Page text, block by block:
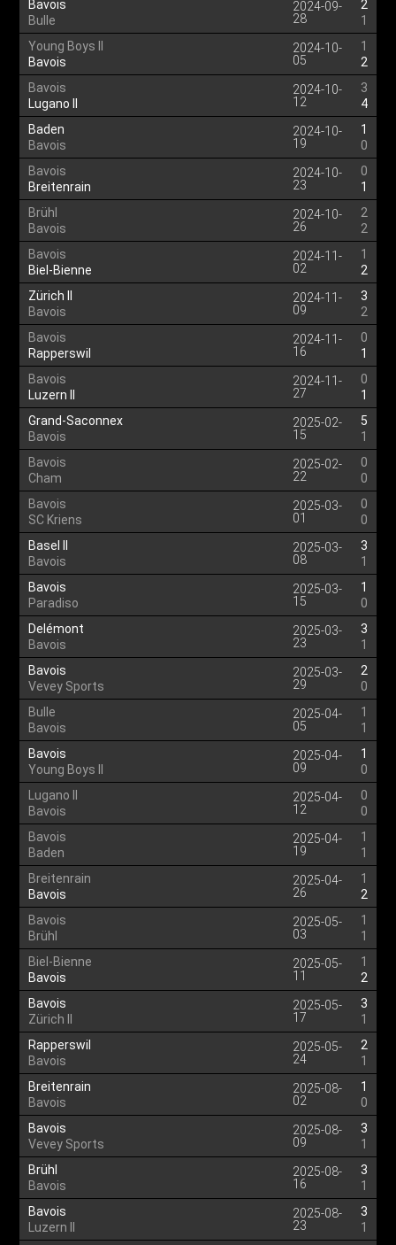
Bavois
Bulle
2024-09-
28
2
1
Young Boys II
Bavois
2024-10-
05
1
2
Bavois
Lugano II
2024-10-
12
3
4
Baden
Bavois
2024-10-
19
1
0
Bavois
Breitenrain
2024-10-
23
0
1
Brühl
Bavois
2024-10-
26
2
2
Bavois
Biel-Bienne
2024-11-
02
1
2
Zürich II
Bavois
2024-11-
09
3
2
Bavois
Rapperswil
2024-11-
16
0
1
Bavois
Luzern II
2024-11-
27
0
1
Grand-Saconnex
Bavois
2025-02-
15
5
1
Bavois
Cham
2025-02-
22
0
0
Bavois
SC Kriens
2025-03-
01
0
0
Basel II
Bavois
2025-03-
08
3
1
Bavois
Paradiso
2025-03-
15
1
0
Delémont
Bavois
2025-03-
23
3
1
Bavois
Vevey Sports
2025-03-
29
2
0
Bulle
Bavois
2025-04-
05
1
1
Bavois
Young Boys II
2025-04-
09
1
0
Lugano II
Bavois
2025-04-
12
0
0
Bavois
Baden
2025-04-
19
1
1
Breitenrain
Bavois
2025-04-
26
1
2
Bavois
Brühl
2025-05-
03
1
1
Biel-Bienne
Bavois
2025-05-
11
1
2
Bavois
Zürich II
2025-05-
17
3
1
Rapperswil
Bavois
2025-05-
24
2
1
Breitenrain
Bavois
2025-08-
02
1
0
Bavois
Vevey Sports
2025-08-
09
3
1
Brühl
Bavois
2025-08-
16
3
1
Bavois
Luzern II
2025-08-
23
3
1